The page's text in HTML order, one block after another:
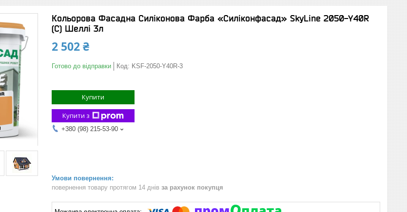
Кольорова Фасадна Силіконова Фарба «Силіконфасад» SkyLine 2050-Y40R
(C) Шеллі 3л
2 502 ₴
Готово до відправки Код: KSF-2050-Y40R-3
Купити
Купити з
+380 (98) 215-53-90
повернення товару протягом 14 днів за рахунок покупця